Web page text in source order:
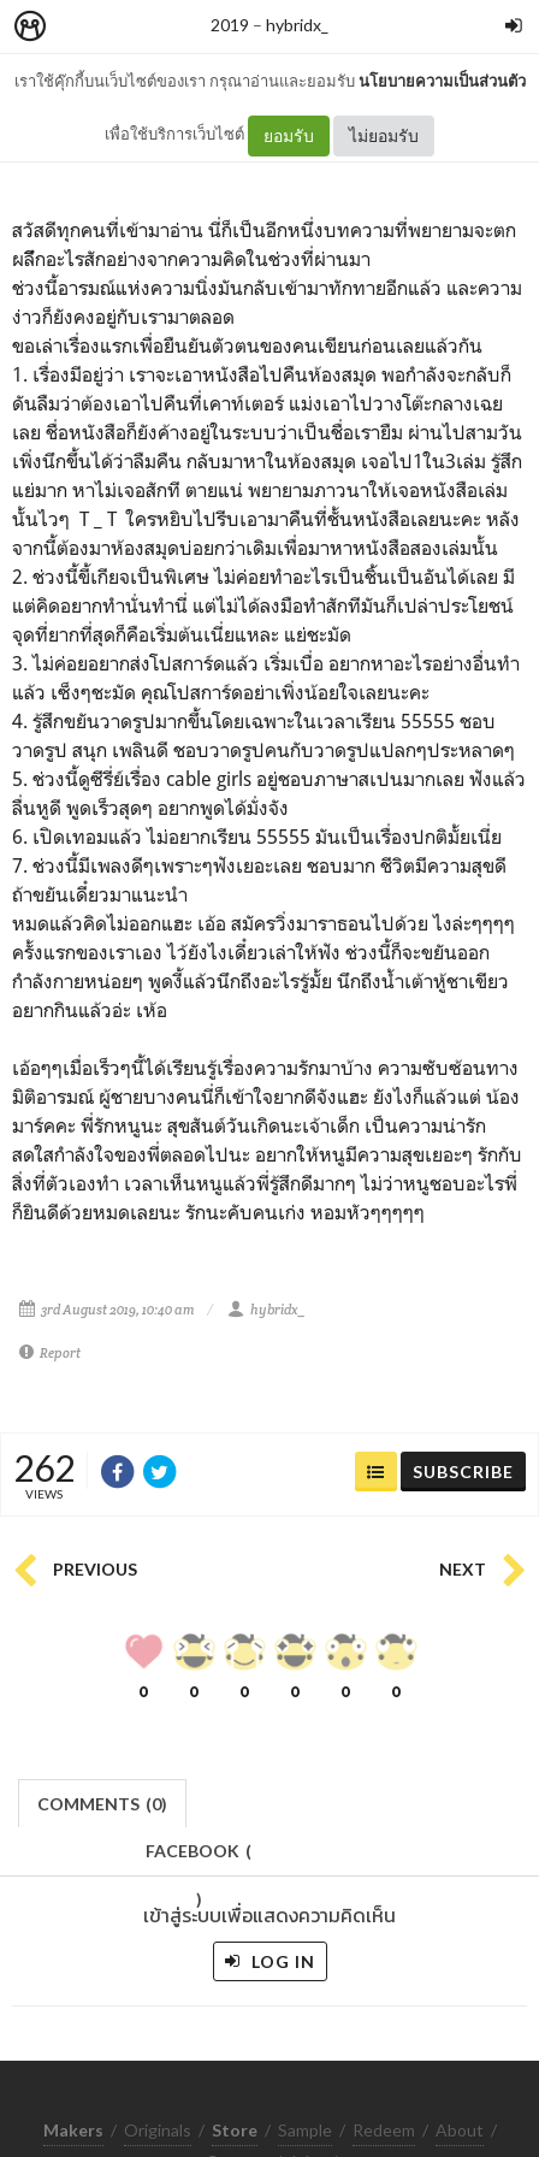
เราใช้คุ๊กกี้บนเว็บไซต์ของเรา กรุณาอ่านและยอมรับนโยบายความเป็นส่วนตัว
เพื่อใช้บริการเว็บไซต์ ยอมรับ ไม่ยอมรับ
2019 – hybridx_
HELLO, AUG
สวัสดีทุกคนที่เข้ามาอ่าน นี่ก็เป็นอีกหนึ่งบทความที่พยายามจะตก
ผลึึกอะไรสักอย่างจากความคิดในช่วงที่ผ่านมา
ช่วงนี้อารมณ์แห่งความนิ่งมันกลับเข้ามาทักทายอีกแล้ว และความ
ง่าวก็ยังคงอยู่กับเรามาตลอด
ขอเล่าเรื่องแรกเพื่อยืนยันตัวตนของคนเขียนก่อนเลยแล้วกัน
1. เรื่องมีอยู่ว่า เราจะเอาหนังสือไปคืนห้องสมุด พอกำลังจะกลับก็
ดันลืมว่าต้องเอาไปคืนที่เคาท์เตอร์ แม่งเอาไปวางโต๊ะกลางเฉย
เลย ชื่อหนังสือก็ยังค้างอยู่ในระบบว่าเป็นชื่อเรายืม ผ่านไปสามวัน
เพิ่งนึกขึ้นได้ว่าลืมคืน กลับมาหาในห้องสมุด เจอไป1ใน3เล่ม รู้สึก
แย่มาก หาไม่เจอสักที ตายแน่ พยายามภาวนาให้เจอหนังสือเล่ม
นั้นไวๆ T _ T ใครหยิบไปรีบเอามาคืนที่ชั้นหนังสือเลยนะคะ หลัง
จากนี้ต้องมาห้องสมุดบ่อยกว่าเดิมเพื่อมาหาหนังสือสองเล่มนั้น
2. ช่วงนี้ขี้เกียจเป็นพิเศษ ไม่ค่อยทำอะไรเป็นชิ้นเป็นอันได้เลย มี
แต่คิดอยากทำนั่นทำนี่ แต่ไม่ได้ลงมือทำสักทีมันก็เปล่าประโยชน์
จุดที่ยากที่สุดก็คือเริ่มต้นเนี่ยแหละ แย่ชะมัด
3. ไม่ค่อยอยากส่งโปสการ์ดแล้ว เริ่มเบื่อ อยากหาอะไรอย่างอื่นทำ
แล้ว เซ็งๆชะมัด คุณโปสการ์ดอย่าเพิ่งน้อยใจเลยนะคะ
4. รู้สึกขยันวาดรูปมากขึ้นโดยเฉพาะในเวลาเรียน 55555 ชอบ
วาดรูป สนุก เพลินดี ชอบวาดรูปคนกับวาดรูปแปลกๆประหลาดๆ
5. ช่วงนี้ดูซีรี่ย์เรื่อง cable girls อยู่ชอบภาษาสเปนมากเลย ฟังแล้ว
ลื่นหูดี พูดเร็วสุดๆ อยากพูดได้มั่งจัง
6. เปิดเทอมแล้ว ไม่อยากเรียน 55555 มันเป็นเรื่องปกติมั้ยเนี่ย
7. ช่วงนี้มีเพลงดีๆเพราะๆฟังเยอะเลย ชอบมาก ชีวิตมีความสุขดี
ถ้าขยันเดี๋ยวมาแนะนำ
หมดแล้วคิดไม่ออกแฮะ เอ้อ สมัครวิ่งมาราธอนไปด้วย ไงล่ะๆๆๆๆ
ครั้งแรกของเราเอง ไว้ยังไงเดี๋ยวเล่าให้ฟัง ช่วงนี้ก็จะขยันออก
กำลังกายหน่อยๆ พูดงี้แล้วนึกถึงอะไรรู้มั้ย นึกถึงน้ำเต้าหู้ชาเขียว
อยากกินแล้วอ่ะ เห้อ
เอ้อๆๆเมื่อเร็วๆนี้ได้เรียนรู้เรื่องความรักมาบ้าง ความซับซ้อนทาง
มิติอารมณ์ ผู้ชายบางคนนี่ก็เข้าใจยากดีจังแฮะ ยังไงก็แล้วแต่ น้อง
มาร์คคะ พี่รักหนูนะ สุขสันต์วันเกิดนะเจ้าเด็ก เป็นความน่ารัก
สดใสกำลังใจของพี่ตลอดไปนะ อยากให้หนูมีความสุขเยอะๆ รักกับ
สิ่งที่ตัวเองทำ เวลาเห็นหนูแล้วพี่รู้สึกดีมากๆ ไม่ว่าหนูชอบอะไรพี่
ก็ยินดีด้วยหมดเลยนะ รักนะคับคนเก่ง หอมหัวๆๆๆๆๆ
3rd August 2019, 10:40 am hybridx_
Report
262
VIEWS
SUBSCRIBE
PREVIOUS NEXT
0 0 0 0 0 0
COMMENTS (0)
FACEBOOK (
)
เข้าสู่ระบบเพื่อแสดงความคิดเห็น
LOG IN
Makers / Originals / Store / Sample / Redeem / About /